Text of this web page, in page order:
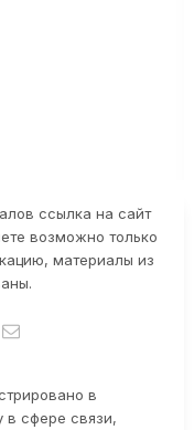
ссылка на сайт
возможно только
материалы из
в
в сфере связи,